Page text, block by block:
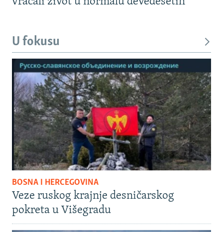
U fokusu
BOSNA I HERCEGOVINA
Veze ruskog krajnje desničarskog
pokreta u Višegradu